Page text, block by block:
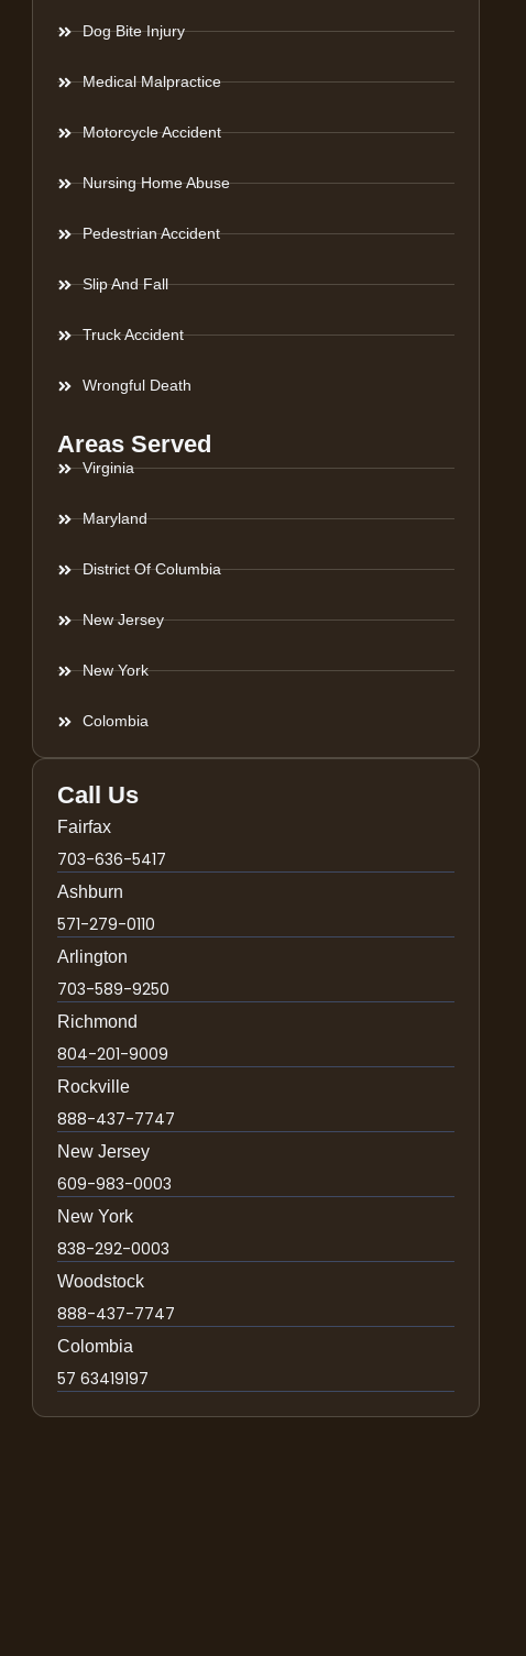
Dog Bite Injury
Medical Malpractice
Motorcycle Accident
Nursing Home Abuse
Pedestrian Accident
Slip And Fall
Truck Accident
Wrongful Death
Areas Served
Virginia
Maryland
District Of Columbia
New Jersey
New York
Colombia
Call Us
Fairfax
703-636-5417
Ashburn
571-279-0110
Arlington
703-589-9250
Richmond
804-201-9009
Rockville
888-437-7747
New Jersey
609-983-0003
New York
838-292-0003
Woodstock
888-437-7747
Colombia
57 63419197